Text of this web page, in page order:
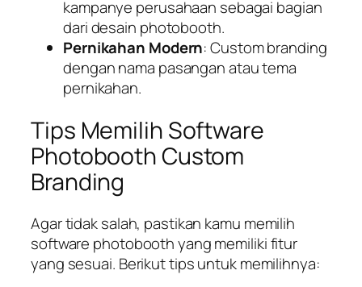
kampanye perusahaan sebagai bagian
dari desain photobooth.
Pernikahan Modern:Custom branding
dengan nama pasangan atau tema
pernikahan.
Tips Memilih Software
Photobooth Custom
Branding
Agar tidak salah, pastikan kamu memilih
software photobooth yang memiliki fitur
yang sesuai. Berikut tips untuk memilihnya: